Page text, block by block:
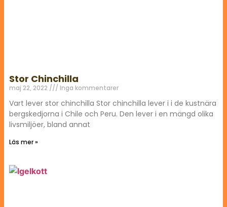
Stor Chinchilla
maj 22, 2022 Inga kommentarer
Vart lever stor chinchilla Stor chinchilla lever i i de kustnära
bergskedjorna i Chile och Peru. Den lever i en mängd olika
livsmiljöer, bland annat
Läs mer »